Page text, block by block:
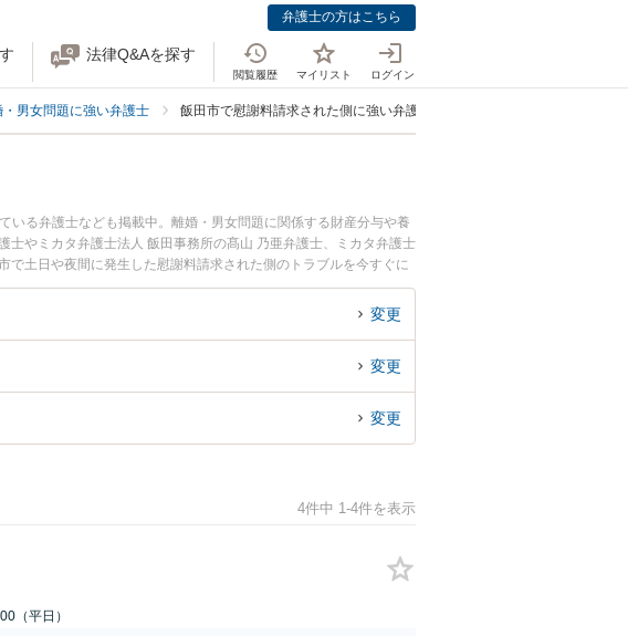
弁護士の方はこちら
法律Q&Aを探す
閲覧履歴 マイリスト ログイン
男女問題に強い弁護士 飯田市で慰謝料請求された側に強い弁護士
る弁護士なども掲載中。離婚・男女問題に関係する財産分与や養
やミカタ弁護士法人 飯田事務所の髙山 乃亜弁護士、ミカタ弁護士
土日や夜間に発生した慰謝料請求された側のトラブルを今すぐに
談無料で慰謝料請求された側を法律相談できる飯田市内の弁護士に
変更
変更
変更
4件中 1-4件を表示
（平日）